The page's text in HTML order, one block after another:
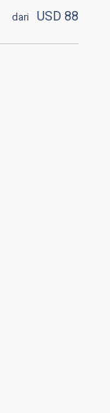
dari USD 88